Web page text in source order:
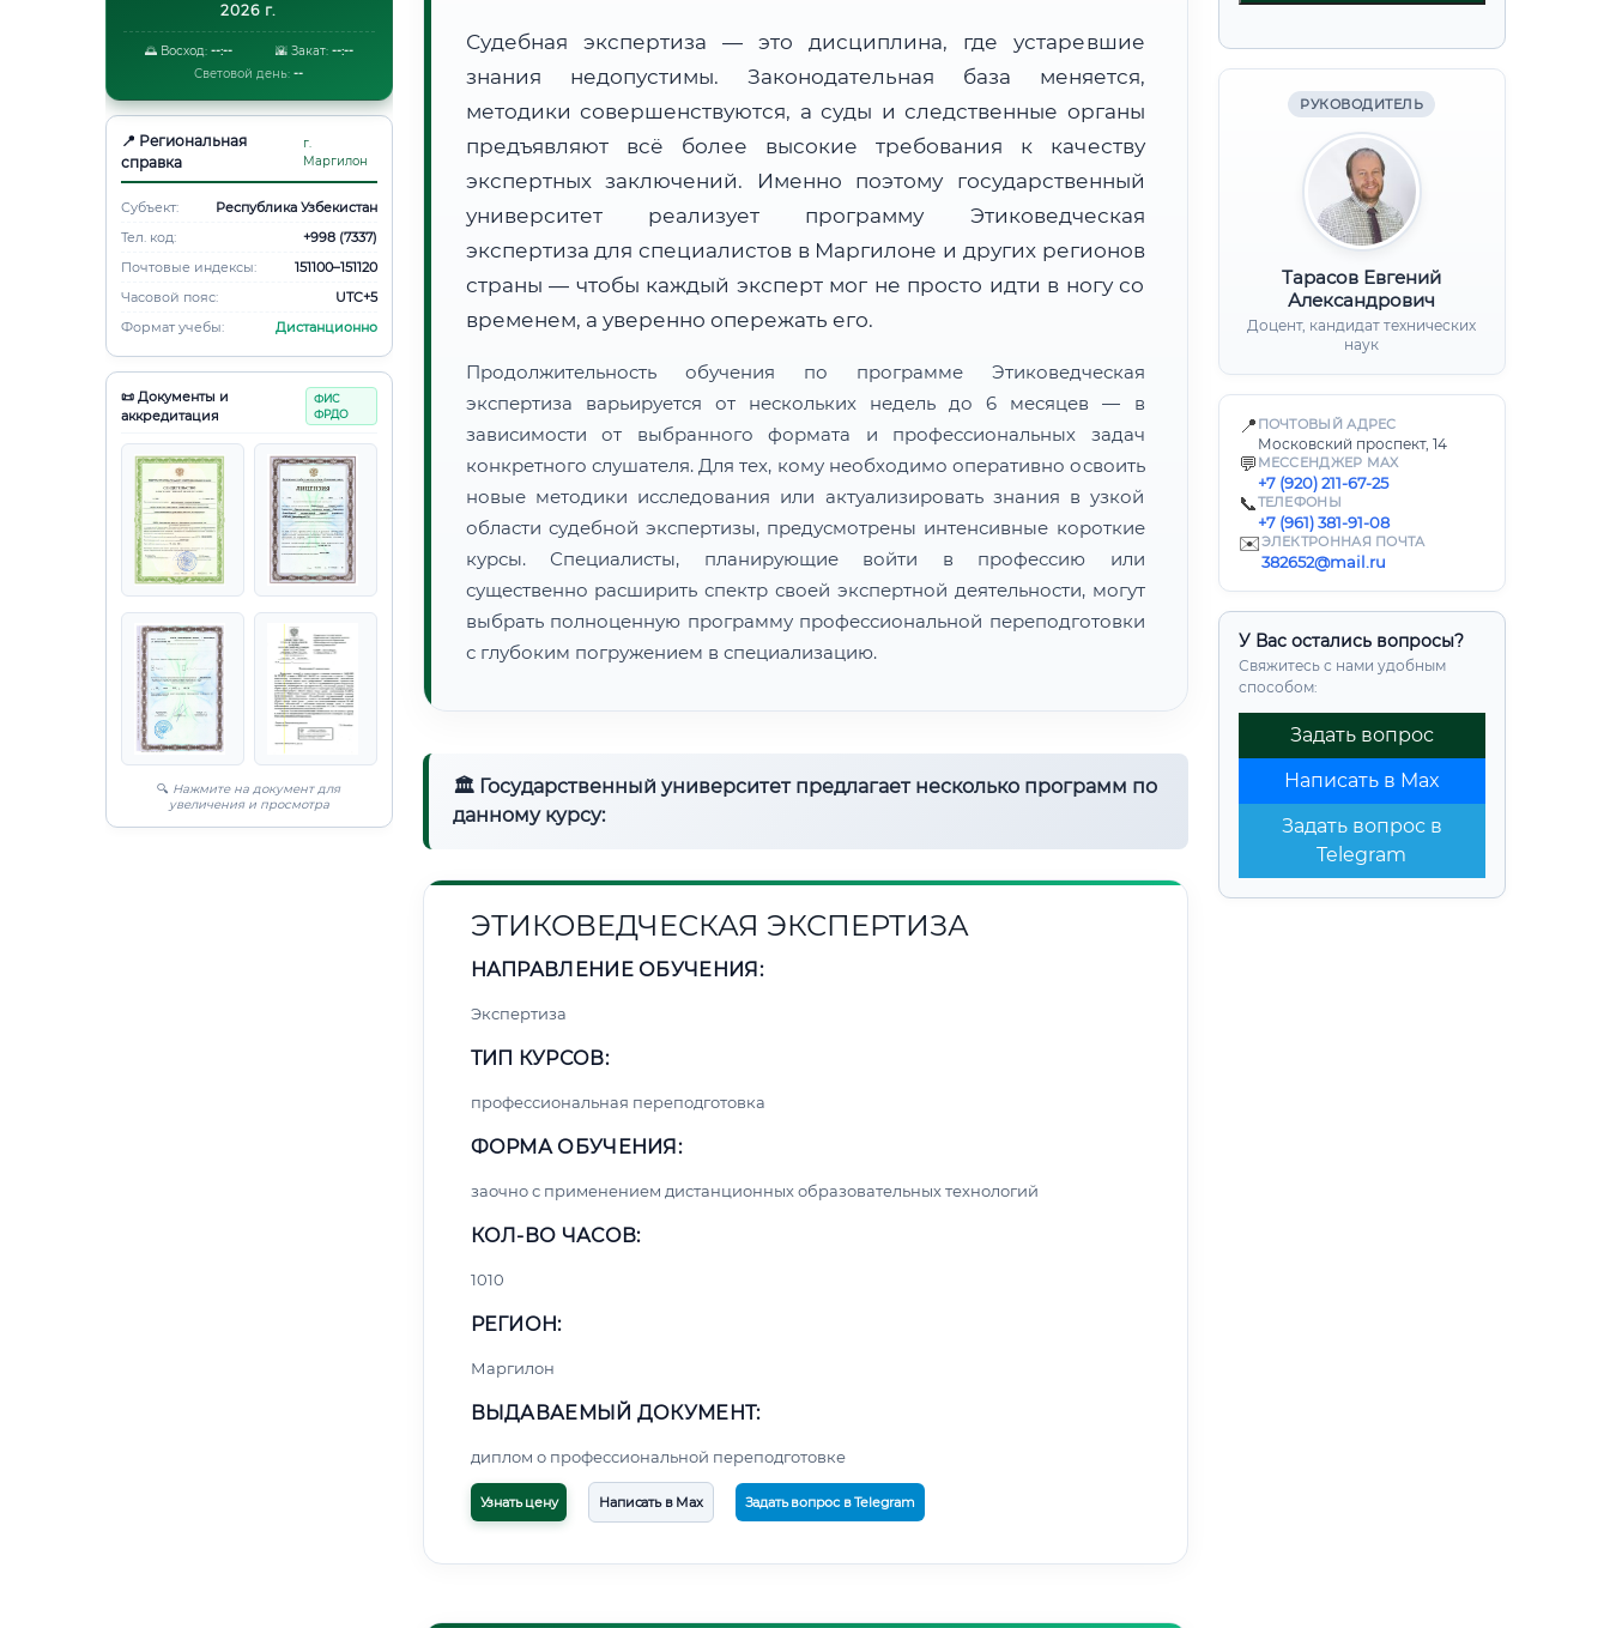
2026 г.
🌅 Восход: --:-- 🌇 Закат: --:--
Световой день: --
📍 Региональная
справка
г.
Маргилон
Субъект:
Республика Узбекистан
Тел. код:
+998 (7337)
Почтовые индексы:
151100–151120
Часовой пояс:
UTC+5
Формат учебы:
Дистанционно
📜 Документы и
аккредитация
ФИС
ФРДО
🔍 Нажмите на документ для
увеличения и просмотра
РУКОВОДИТЕЛЬ
Тарасов Евгений
Александрович
Доцент, кандидат технических
наук
📍 ПОЧТОВЫЙ АДРЕС
Московский проспект, 14
💬 МЕССЕНДЖЕР MAX
+7 (920) 211-67-25
📞ТЕЛЕФОНЫ
+7 (961) 381-91-08
✉️ЭЛЕКТРОННАЯ ПОЧТА
382652@mail.ru
У Вас остались вопросы?
Свяжитесь с нами удобным
способом:
Задать вопрос
Написать в Max
Задать вопрос в
Telegram
Судебная экспертиза — это дисциплина, где устаревшие
знания недопустимы. Законодательная база меняется,
методики совершенствуются, а суды и следственные органы
предъявляют всё более высокие требования к качеству
экспертных заключений. Именно поэтому государственный
университет реализует программу Этиковедческая
экспертиза для специалистов в Маргилоне и других регионов
страны — чтобы каждый эксперт мог не просто идти в ногу со
временем, а уверенно опережать его.
Продолжительность обучения по программе Этиковедческая
экспертиза варьируется от нескольких недель до 6 месяцев — в
зависимости от выбранного формата и профессиональных задач
конкретного слушателя. Для тех, кому необходимо оперативно освоить
новые методики исследования или актуализировать знания в узкой
области судебной экспертизы, предусмотрены интенсивные короткие
курсы. Специалисты, планирующие войти в профессию или
существенно расширить спектр своей экспертной деятельности, могут
выбрать полноценную программу профессиональной переподготовки
с глубоким погружением в специализацию.
🏛 Государственный университет предлагает несколько программ по
данному курсу:
ЭТИКОВЕДЧЕСКАЯ ЭКСПЕРТИЗА
НАПРАВЛЕНИЕ ОБУЧЕНИЯ:
Экспертиза
ТИП КУРСОВ:
профессиональная переподготовка
ФОРМА ОБУЧЕНИЯ:
заочно с применением дистанционных образовательных технологий
КОЛ-ВО ЧАСОВ:
1010
РЕГИОН:
Маргилон
ВЫДАВАЕМЫЙ ДОКУМЕНТ:
диплом о профессиональной переподготовке
Узнать цену Написать в Max Задать вопрос в Telegram